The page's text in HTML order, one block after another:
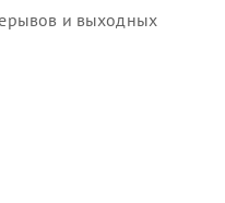
и выходных